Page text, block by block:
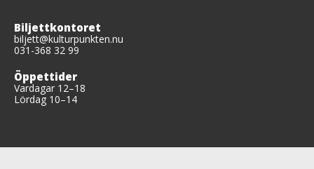
Biljettkontoret
biljett@kulturpunkten.nu
031-368 32 99
Öppettider
Vardagar 12–18
Lördag 10–14